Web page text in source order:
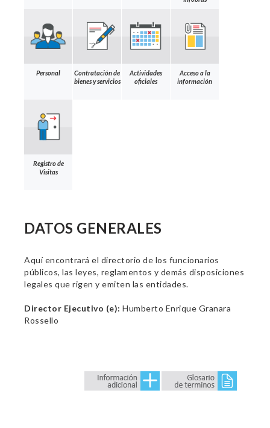
Personal
Contratación de
bienes y servicios
Actividades
oficiales
Acceso a la
información
Registro de
Visitas
DATOS GENERALES
Aquí encontrará el directorio de los funcionarios
públicos, las leyes, reglamentos y demás disposiciones
legales que rigen y emiten las entidades.
Director Ejecutivo (e): Humberto Enrique Granara
Rossello